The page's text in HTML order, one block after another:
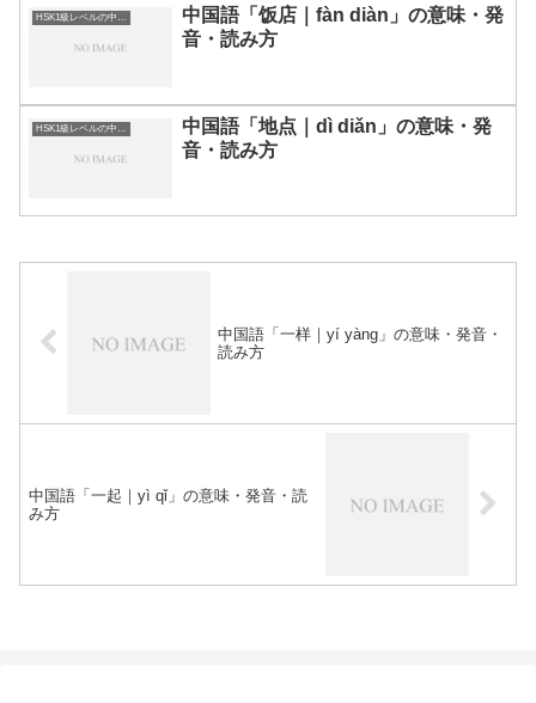
中国語「饭店｜fàn diàn」の意味・発
音・読み方
中国語「地点｜dì diǎn」の意味・発
音・読み方
中国語「一样｜yí yàng」の意味・発音・
読み方
中国語「一起｜yì qǐ」の意味・発音・読
み方